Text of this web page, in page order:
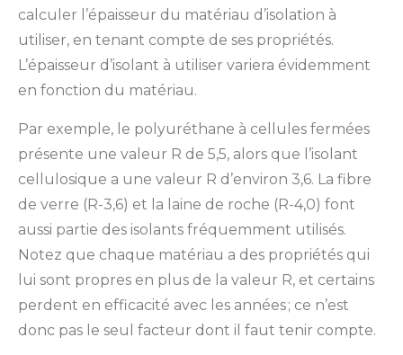
calculer l’épaisseur du matériau d’isolation à
utiliser, en tenant compte de ses propriétés.
L’épaisseur d’isolant à utiliser variera évidemment
en fonction du matériau.
Par exemple, le polyuréthane à cellules fermées
présente une valeur R de 5,5, alors que l’isolant
cellulosique a une valeur R d’environ 3,6. La fibre
de verre (R-3,6) et la laine de roche (R-4,0) font
aussi partie des isolants fréquemment utilisés.
Notez que chaque matériau a des propriétés qui
lui sont propres en plus de la valeur R, et certains
perdent en efficacité avec les années ; ce n’est
donc pas le seul facteur dont il faut tenir compte.